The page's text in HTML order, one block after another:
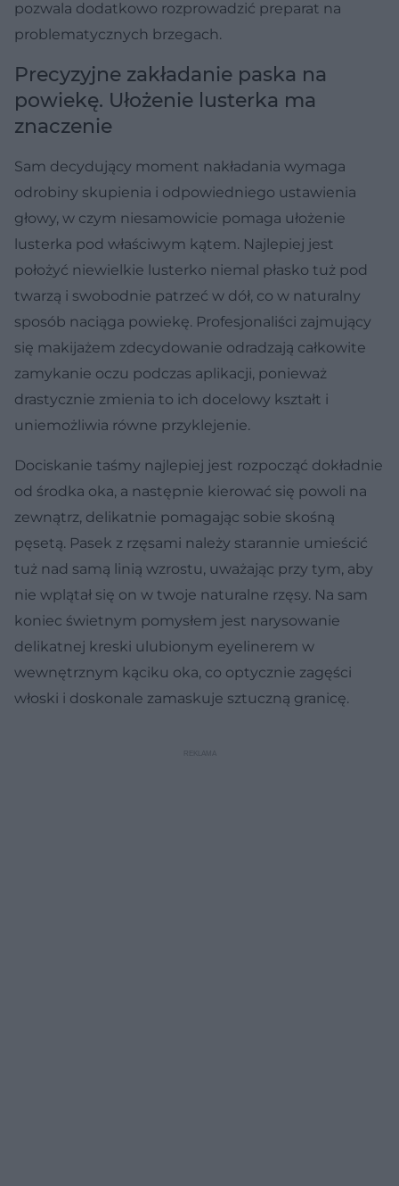
pozwala dodatkowo rozprowadzić preparat na
problematycznych brzegach.
Precyzyjne zakładanie paska na
powiekę. Ułożenie lusterka ma
znaczenie
Sam decydujący moment nakładania wymaga
odrobiny skupienia i odpowiedniego ustawienia
głowy, w czym niesamowicie pomaga ułożenie
lusterka pod właściwym kątem. Najlepiej jest
położyć niewielkie lusterko niemal płasko tuż pod
twarzą i swobodnie patrzeć w dół, co w naturalny
sposób naciąga powiekę. Profesjonaliści zajmujący
się makijażem zdecydowanie odradzają całkowite
zamykanie oczu podczas aplikacji, ponieważ
drastycznie zmienia to ich docelowy kształt i
uniemożliwia równe przyklejenie.
Dociskanie taśmy najlepiej jest rozpocząć dokładnie
od środka oka, a następnie kierować się powoli na
zewnątrz, delikatnie pomagając sobie skośną
pęsetą. Pasek z rzęsami należy starannie umieścić
tuż nad samą linią wzrostu, uważając przy tym, aby
nie wplątał się on w twoje naturalne rzęsy. Na sam
koniec świetnym pomysłem jest narysowanie
delikatnej kreski ulubionym eyelinerem w
wewnętrznym kąciku oka, co optycznie zagęści
włoski i doskonale zamaskuje sztuczną granicę.